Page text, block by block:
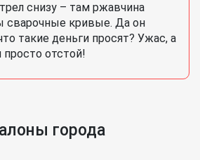
снизу – там ржавчина
сварочные кривые. Да он
такие деньги просят? Ужас, а
отстой!
города